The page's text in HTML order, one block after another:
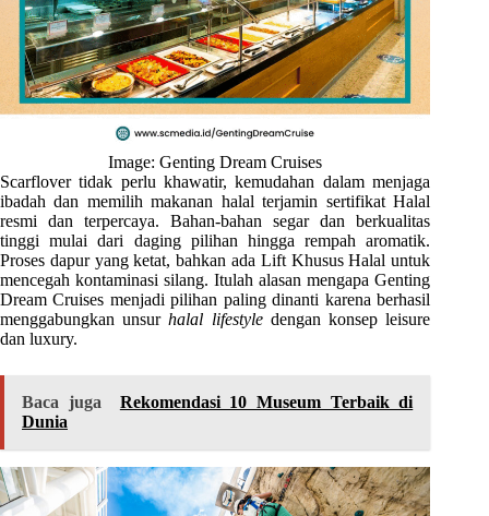
Image: Genting Dream Cruises
Scarflover tidak perlu khawatir, kemudahan dalam menjaga
ibadah dan memilih makanan halal terjamin sertifikat Halal
resmi dan terpercaya. Bahan-bahan segar dan berkualitas
tinggi mulai dari daging pilihan hingga rempah aromatik.
Proses dapur yang ketat, bahkan ada Lift Khusus Halal untuk
mencegah kontaminasi silang. Itulah alasan mengapa Genting
Dream Cruises menjadi pilihan paling dinanti karena berhasil
menggabungkan unsurhalal lifestyledengan konsep leisure
dan luxury.
Baca juga
Rekomendasi 10 Museum Terbaik di
Dunia